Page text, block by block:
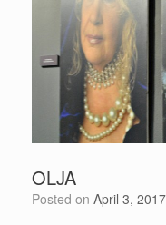
OLJA
Posted on April 3, 2017